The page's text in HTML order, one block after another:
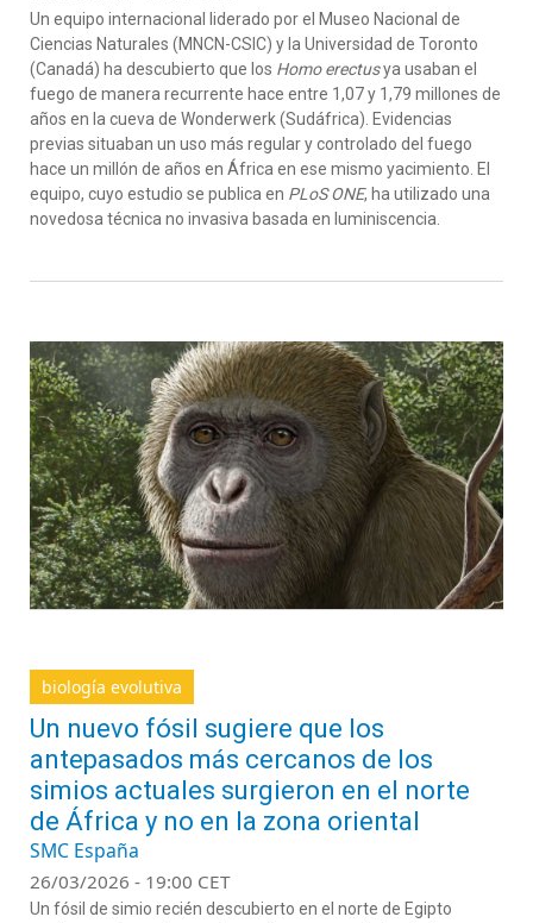
Un equipo internacional liderado por el Museo Nacional de
Ciencias Naturales (MNCN-CSIC) y la Universidad de Toronto
(Canadá) ha descubierto que los Homo erectusya usaban el
fuego de manera recurrente hace entre 1,07 y 1,79 millones de
años en la cueva de Wonderwerk (Sudáfrica). Evidencias
previas situaban un uso más regular y controlado del fuego
hace un millón de años en África en ese mismo yacimiento. El
equipo, cuyo estudio se publica en PLoS ONE, ha utilizado una
novedosa técnica no invasiva basada en luminiscencia.
biología evolutiva
Un nuevo fósil sugiere que los
antepasados más cercanos de los
simios actuales surgieron en el norte
de África y no en la zona oriental
SMC España
26/03/2026 - 19:00 CET
Un fósil de simio recién descubierto en el norte de Egipto